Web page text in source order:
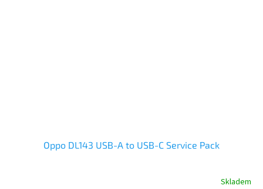
Oppo DL143 USB-A to USB-C Service Pack
Skladem